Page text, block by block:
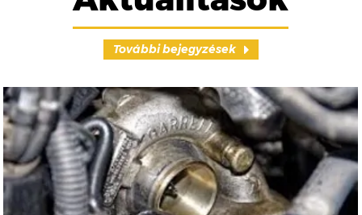
További bejegyzések